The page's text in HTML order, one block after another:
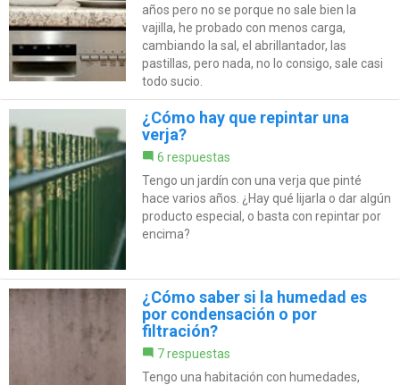
años pero no se porque no sale bien la
vajilla, he probado con menos carga,
cambiando la sal, el abrillantador, las
pastillas, pero nada, no lo consigo, sale casi
todo sucio.
¿Cómo hay que repintar una
verja?
6 respuestas
Tengo un jardín con una verja que pinté
hace varios años. ¿Hay qué lijarla o dar algún
producto especial, o basta con repintar por
encima?
¿Cómo saber si la humedad es
por condensación o por
filtración?
7 respuestas
Tengo una habitación con humedades,